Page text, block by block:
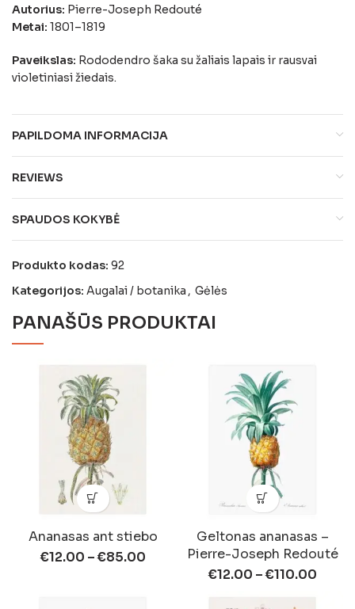
Autorius: Pierre-Joseph Redouté
Metai: 1801–1819
Paveikslas: Rododendro šaka su žaliais lapais ir rausvai
violetiniasi žiedais.
PAPILDOMA INFORMACIJA
REVIEWS
SPAUDOS KOKYBĖ
Produkto kodas: 92
Kategorijos: Augalai / botanika , Gėlės
PANAŠŪS PRODUKTAI
Ananasas ant stiebo
€12.00 –€85.00
Geltonas ananasas –
Pierre-Joseph Redouté
€12.00 –€110.00